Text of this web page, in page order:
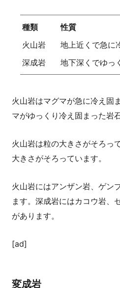
種類
性質
火山岩
地上近くで急に
深成岩
地下深くでゆっ
火山岩はマグマが急に冷え固
マがゆっくり冷え固まった岩
火山岩は粒の大きさがそろっ
大きさがそろっています。
火山岩にはアンザン岩、ゲン
ます。深成岩にはカコウ岩、
があります。
[ad]
変成岩